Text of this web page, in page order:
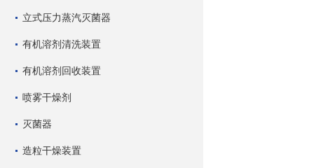
立式压力蒸汽灭菌器
有机溶剂清洗装置
有机溶剂回收装置
喷雾干燥剂
灭菌器
造粒干燥装置